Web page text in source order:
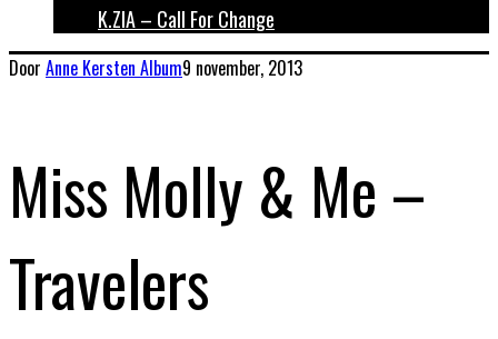
K.ZIA – Call For Change
Door Anne Kersten Album9 november, 2013
Miss Molly & Me –
Travelers